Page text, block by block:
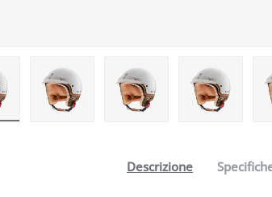
Descrizione